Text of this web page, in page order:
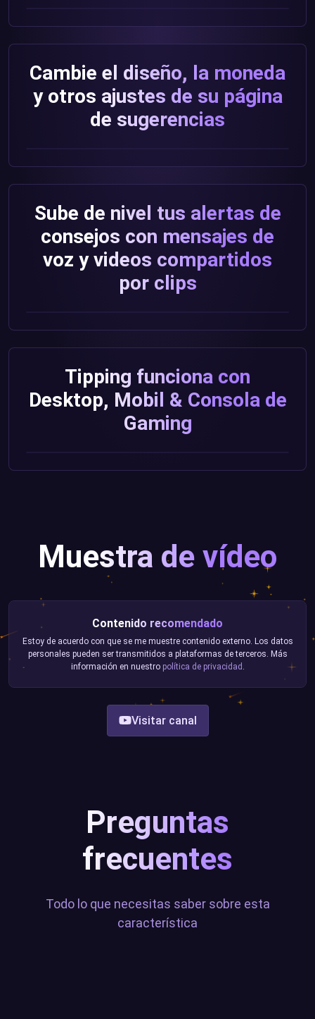
Cambie el diseño, la moneda
y otros ajustes de su página
de sugerencias
Sube de nivel tus alertas de
consejos con mensajes de
voz y videos compartidos
por clips
Tipping funciona con
Desktop, Mobil & Consola de
Gaming
Muestra de vídeo
Contenido recomendado
Estoy de acuerdo con que se me muestre contenido externo. Los datos
personales pueden ser transmitidos a plataformas de terceros. Más
información en nuestro política de privacidad
Visitar canal
Preguntas
frecuentes
Todo lo que necesitas saber sobre esta
característica